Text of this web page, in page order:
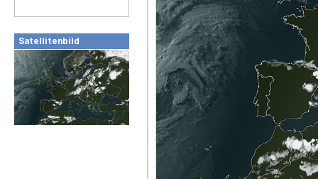
Satellitenbild